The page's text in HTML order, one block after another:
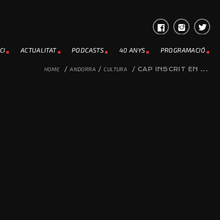
ACTUALITAT PODCASTS 40 ANYS PROGRAMACIÓ
HOME / ANDORRA / CULTURA / CAP INSCRIT EN ...